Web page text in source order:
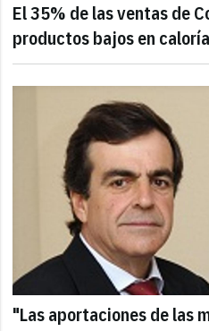
El 35% de las ventas de
productos bajos en
"Las aportaciones de las